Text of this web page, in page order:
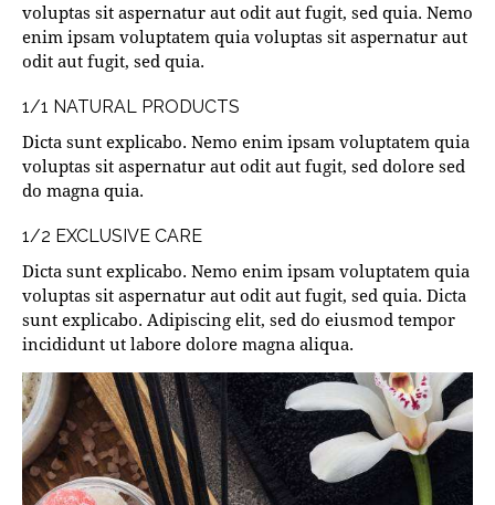
voluptas sit aspernatur aut odit aut fugit, sed quia. Nemo
enim ipsam voluptatem quia voluptas sit aspernatur aut
odit aut fugit, sed quia.
1/1 NATURAL PRODUCTS
Dicta sunt explicabo. Nemo enim ipsam voluptatem quia
voluptas sit aspernatur aut odit aut fugit, sed dolore sed
do magna quia.
1/2 EXCLUSIVE CARE
Dicta sunt explicabo. Nemo enim ipsam voluptatem quia
voluptas sit aspernatur aut odit aut fugit, sed quia. Dicta
sunt explicabo. Adipiscing elit, sed do eiusmod tempor
incididunt ut labore dolore magna aliqua.